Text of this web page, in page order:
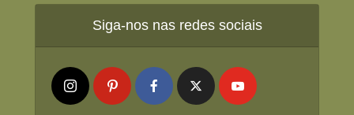
Siga-nos nas redes sociais